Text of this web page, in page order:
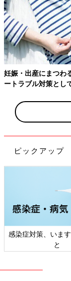
妊娠・出産にまつわ
ートラブル対策とし
ピックアップ
感染症対策、いま
と